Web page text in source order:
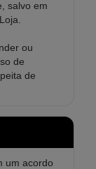
salvo em
ou
de
de
um acordo